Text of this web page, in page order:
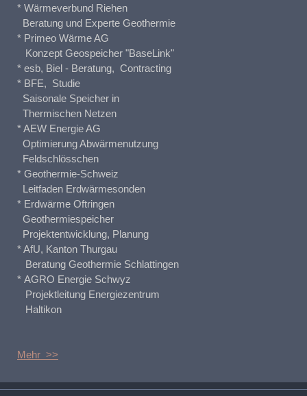
* Wärmeverbund Riehen
Beratung und Experte Geothermie
* Primeo Wärme AG
Konzept Geospeicher "BaseLink"
* esb, Biel - Beratung, Contracting
* BFE, Studie
Saisonale Speicher in
Thermischen Netzen
* AEW Energie AG
Optimierung Abwärmenutzung
Feldschlösschen
* Geothermie-Schweiz
Leitfaden Erdwärmesonden
* Erdwärme Oftringen
Geothermiespeicher
Projektentwicklung, Planung
* AfU, Kanton Thurgau
Beratung Geothermie Schlattingen
* AGRO Energie Schwyz
Projektleitung Energiezentrum
Haltikon
Mehr >>